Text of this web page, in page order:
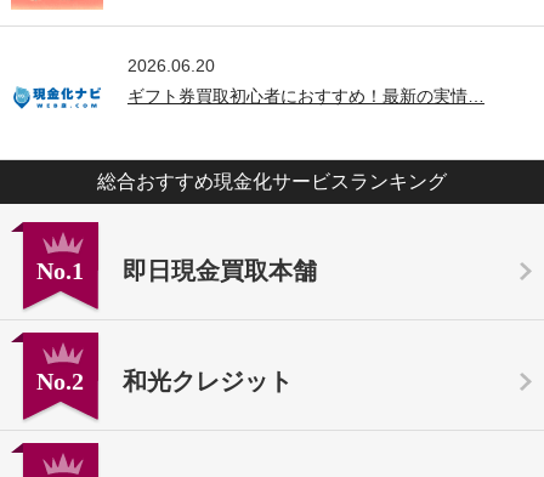
2026.06.20
ギフト券買取初心者におすすめ！最新の実情…
総合おすすめ現金化サービスランキング
No.1 即日現金買取本舗
No.2 和光クレジット